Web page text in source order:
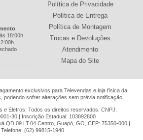
(0)
(2)
18:00h
Política de Privacidade
Política de Entrega
Política de Montagem
Trocas e Devoluções
Atendimento
Mapa do Site
exclusivos para Televendas e loja física da
podendo sofrer alterações sem prévia notificação.
e Eletros. Todos os direitos reservados. CNPJ:
30 | Inscrição Estadual: 103892800
QD.09 LT.04 Centro, Guapó, GO, CEP: 75350-000 |
Telefone: (62) 99815-1940